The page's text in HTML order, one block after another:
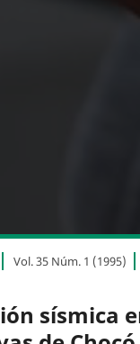
Vol. 35 Núm. 1 (1995)
sísmica